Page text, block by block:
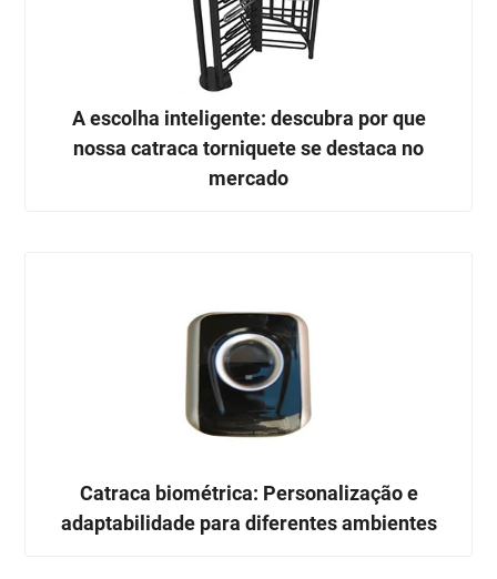
A escolha inteligente: descubra por que
nossa catraca torniquete se destaca no
mercado
Catraca biométrica: Personalização e
adaptabilidade para diferentes ambientes